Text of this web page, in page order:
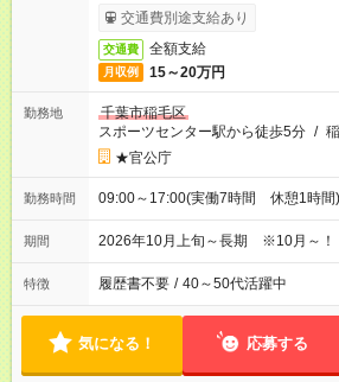
交通費別途支給あり
交通費 全額支給
月収例 15～20万円
勤務地
千葉市稲毛区
スポーツセンター駅から徒歩5分 /
★官公庁
勤務時間 09:00～17:00(実働7時間 休憩1時間)
期間 2026年10月上旬～長期 ※10月～！
特徴 履歴書不要 / 40～50代活躍中
気になる！ 応募する